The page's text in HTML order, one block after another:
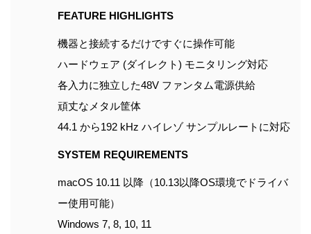
FEATURE HIGHLIGHTS
機器と接続するだけですぐに操作可能
ハードウェア (ダイレクト) モニタリング対応
各入力に独立した48V ファンタム電源供給
頑丈なメタル筐体
44.1 から192 kHz ハイレゾ サンプルレートに対応
SYSTEM REQUIREMENTS
macOS 10.11 以降（10.13以降OS環境でドライバ
ー使用可能）
Windows 7, 8, 10, 11